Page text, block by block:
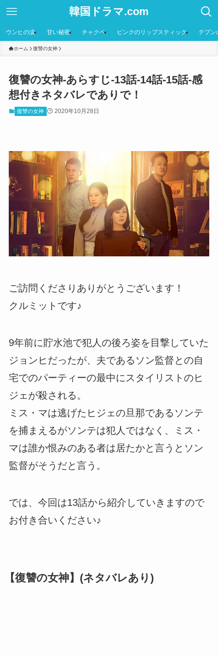
韓国ドラマ.com
ウンヒの涙 甘い秘密 チャクペ ピンクのリップスティック テプン
ホーム 復讐の女神
復讐の女神-あらすじ-13話-14話-15話-感
想付きネタバレでありで！
復讐の女神 2020年10月28日
ご訪問くださりありがとうございます！
クルミットです♪
9年前に貯水池で犯人の後ろ姿を目撃していた
ジョンヒだったが、夫であるソン監督との自
宅でのパーティーの最中にスタイリストのヒ
ジェが殺される。
ミス・マは逃げたヒジェの旦那であるソンテ
を捕まえるがソンテは犯人ではなく、ミス・
マは誰か恨みのある者は居たかと言うとソン
監督がそうだと言う。
では、今回は13話から紹介していきますので
お付き合いください♪
【復讐の女神】(ネタバレあり)